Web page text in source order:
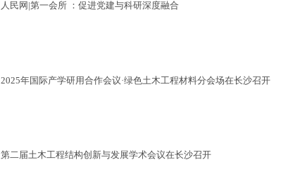
人民网|第一会所 ：促进党建与科研深度融合
2025年国际产学研用合作会议·绿色土木工程材料分会场在长沙召开
第二届土木工程结构创新与发展学术会议在长沙召开